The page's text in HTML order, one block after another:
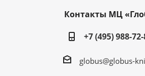
Контакты МЦ
+7 (495) 988-
globus@globus-